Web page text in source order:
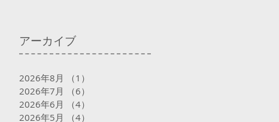
アーカイブ
2026年8月 （1）
2026年7月
（6）
2026年6月
（4）
2026年5月
（4）